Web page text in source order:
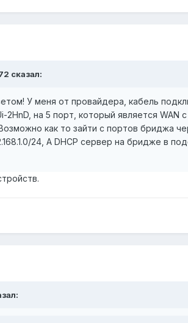
сказал:
У меня от провайдера, кабель
2HnD, на 5 порт, который является
как то зайти с портов бриджа
24, А DHCP сервер на бридже в